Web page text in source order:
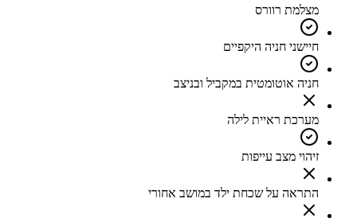
מצלמת רוורס
חיישני חניה היקפיים
חניה אוטומטית במקביל ובניצב
מערכת ראיית לילה
זיהוי מצב עייפות
התראה על שכחת ילד במושב אחורי